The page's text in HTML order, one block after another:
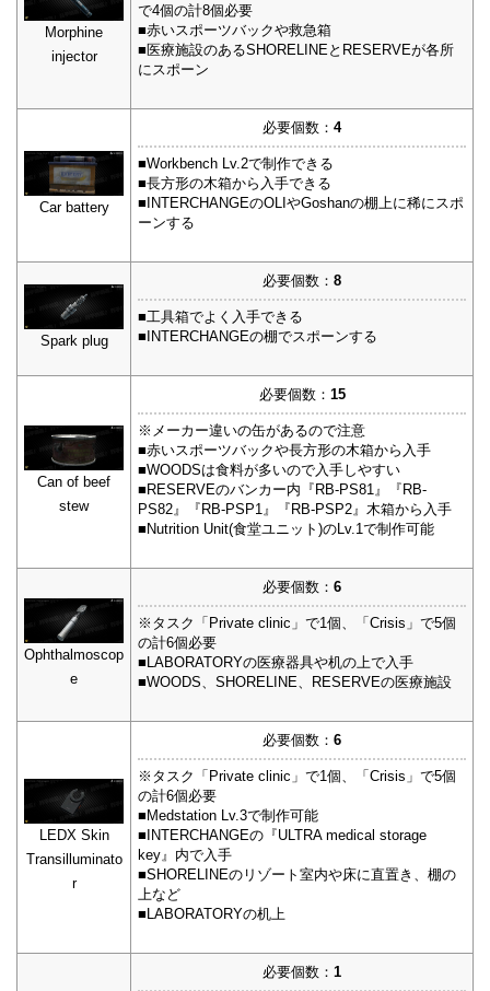
Morphine
injector
で4個の計8個必要
■赤いスポーツバックや救急箱
■医療施設のあるSHORELINEとRESERVEが各所
にスポーン
Car battery
必要個数： 4
■Workbench Lv.2で制作できる
■長方形の木箱から入手できる
■INTERCHANGEのOLIやGoshanの棚上に稀にスポ
ーンする
Spark plug
必要個数： 8
■工具箱でよく入手できる
■INTERCHANGEの棚でスポーンする
Can of beef
stew
必要個数： 15
※メーカー違いの缶があるので注意
■赤いスポーツバックや長方形の木箱から入手
■WOODSは食料が多いので入手しやすい
■RESERVEのバンカー内『RB-PS81』『RB-
PS82』『RB-PSP1』『RB-PSP2』木箱から入手
■Nutrition Unit(食堂ユニット)のLv.1で制作可能
Ophthalmoscop
e
必要個数： 6
※タスク「Private clinic」で1個、「Crisis」で5個
の計6個必要
■LABORATORYの医療器具や机の上で入手
■WOODS、SHORELINE、RESERVEの医療施設
LEDX Skin
Transilluminato
r
必要個数： 6
※タスク「Private clinic」で1個、「Crisis」で5個
の計6個必要
■Medstation Lv.3で制作可能
■INTERCHANGEの『ULTRA medical storage
key』内で入手
■SHORELINEのリゾート室内や床に直置き、棚の
上など
■LABORATORYの机上
必要個数： 1